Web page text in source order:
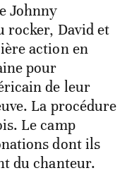
Johnny
rocker, David et
action en
pour
de leur
La procédure
Le camp
dont ils
du chanteur.